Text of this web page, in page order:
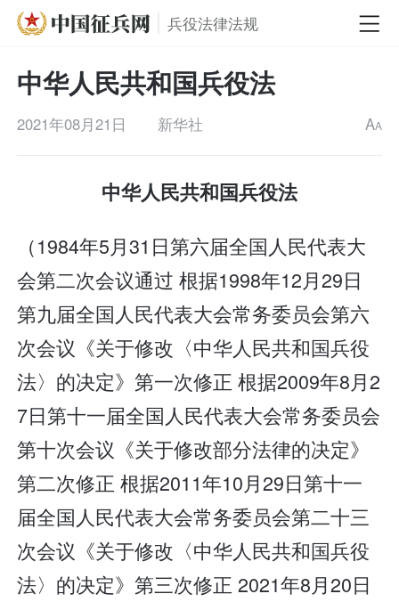
兵役法律法规
中华人民共和国兵役法
2021年08月21日 新华社 AA
中华人民共和国兵役法
（1984年5月31日第六届全国人民代表大
会第二次会议通过 根据1998年12月29日
第九届全国人民代表大会常务委员会第六
次会议《关于修改〈中华人民共和国兵役
法〉的决定》第一次修正 根据2009年8月2
7日第十一届全国人民代表大会常务委员会
第十次会议《关于修改部分法律的决定》
第二次修正 根据2011年10月29日第十一
届全国人民代表大会常务委员会第二十三
次会议《关于修改〈中华人民共和国兵役
法〉的决定》第三次修正 2021年8月20日